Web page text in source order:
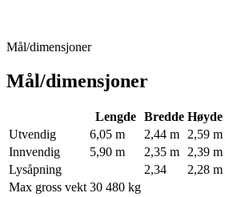
Mål/dimensjoner
Mål/dimensjoner
Lengde Bredde Høyde
Utvendig 6,05 m 2,44 m 2,59 m
Innvendig
5,90 m 2,35 m 2,39 m
Lysåpning
2,34
2,28 m
Max gross vekt 30 480 kg